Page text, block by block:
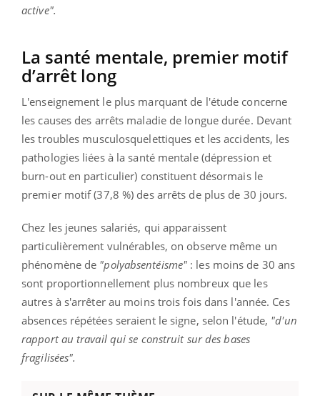
active".
La santé mentale, premier motif
d’arrêt long
L'enseignement le plus marquant de l'étude concerne
les causes des arrêts maladie de longue durée. Devant
les troubles musculosquelettiques et les accidents, les
pathologies liées à la santé mentale (dépression et
burn-out en particulier) constituent désormais le
premier motif (37,8 %) des arrêts de plus de 30 jours.
Chez les jeunes salariés, qui apparaissent
particulièrement vulnérables, on observe même un
phénomène de "polyabsentéisme" : les moins de 30 ans
sont proportionnellement plus nombreux que les
autres à s'arrêter au moins trois fois dans l'année. Ces
absences répétées seraient le signe, selon l'étude, "d'un
rapport au travail qui se construit sur des bases
fragilisées".